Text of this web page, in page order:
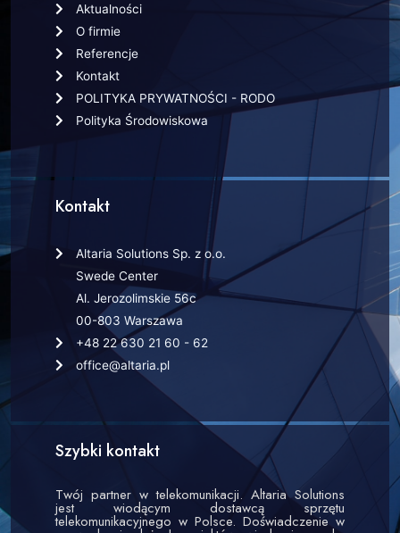
Aktualności
O firmie
Referencje
Kontakt
POLITYKA PRYWATNOŚCI - RODO
Polityka Środowiskowa
Kontakt
Altaria Solutions Sp. z o.o.
Swede Center
Al. Jerozolimskie 56c
00-803 Warszawa
+48 22 630 21 60 - 62
office@altaria.pl
Szybki kontakt
Twój partner w telekomunikacji. Altaria Solutions
jest wiodącym dostawcą sprzętu
telekomunikacyjnego w Polsce. Doświadczenie w